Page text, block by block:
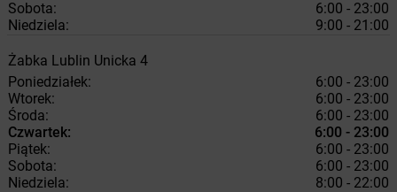
Sobota:
6:00 - 23:00
Niedziela:
9:00 - 21:00
Żabka Lublin Unicka 4
Poniedziałek:
6:00 - 23:00
Wtorek:
6:00 - 23:00
Środa:
6:00 - 23:00
Czwartek:
6:00 - 23:00
Piątek:
6:00 - 23:00
Sobota:
6:00 - 23:00
Niedziela:
8:00 - 22:00